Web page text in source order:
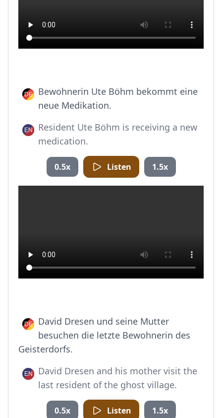
Bewohnerin Ute Böhm bekommt eine
neue Medikation.
Resident Ute Böhm is receiving a new
medication.
0.5x Listen 1.5x
David Dresen und seine Mutter
besuchen die letzte Bewohnerin des
Geisterdorfs.
David Dresen and his mother visit the
last resident of the ghost village.
0.5x Listen 1.5x